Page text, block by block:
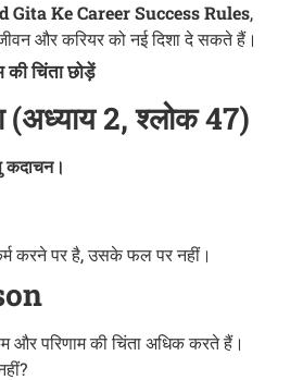
Gita Ke Career Success Rules,
और करियर को नई दिशा दे सकते हैं।
की चिंता छोड़ें
(अध्याय 2, श्लोक 47)
कदाचन।
करने पर है, उसके फल पर नहीं।
परिणाम की चिंता अधिक करते हैं।